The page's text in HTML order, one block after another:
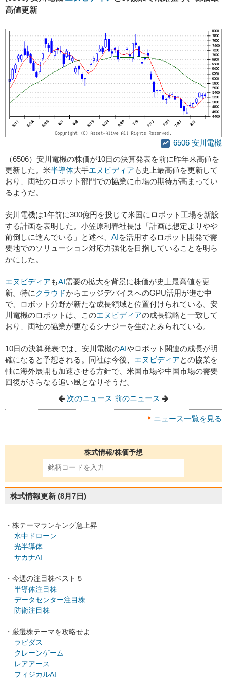
高値更新
6506 安川電機
（6506）安川電機の株価が10日の決算発表を前に昨年来高値を
更新した。米半導体大手エヌビディア も史上最高値を更新して
おり、両社のロボット部門での協業に市場の期待が高まってい
るようだ。
安川電機は1年前に300億円を投じて米国にロボット工場を新設
する計画を表明した。小笠原利春社長は「計画は想定よりやや
前倒しに進んでいる」と述べ、 AIを活用するロボット開発で需
要地でのソリューション対応力強化を目指していることを明ら
かにした。
エヌビディア もAI需要の拡大を背景に株価が史上最高値を更
新。特にクラウドからエッジデバイスへのGPU活用が進む中
で、ロボット分野が新たな成長領域と位置付けられている。安
川電機のロボットは、このエヌビディアの成長戦略と一致して
おり、両社の協業が更なるシナジーを生むとみられている。
10日の決算発表では、安川電機のAIやロボット関連の成長が明
確になると予想される。同社は今後、 エヌビディアとの協業を
軸に海外展開も加速させる方針で、米国市場や中国市場の需要
回復がさらなる追い風となりそうだ。
次のニュース 前のニュース
ニュース一覧を見る
株式情報/株価予想
株式情報更新 (8月7日)
・株テーマランキング急上昇
水中ドローン
光半導体
サカナAI
・今週の注目株ベスト５
半導体注目株
データセンター注目株
防衛注目株
・厳選株テーマを攻略せよ
ラピダス
クレーンゲーム
レアアース
フィジカルAI